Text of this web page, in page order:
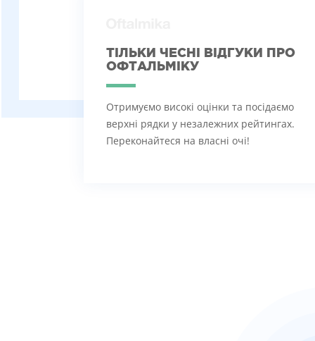
ТІЛЬКИ ЧЕСНІ ВІДГУКИ ПРО
ОФТАЛЬМІКУ
Отримуємо високі оцінки та посідаємо
верхні рядки у незалежних рейтингах.
Переконайтеся на власні очі!